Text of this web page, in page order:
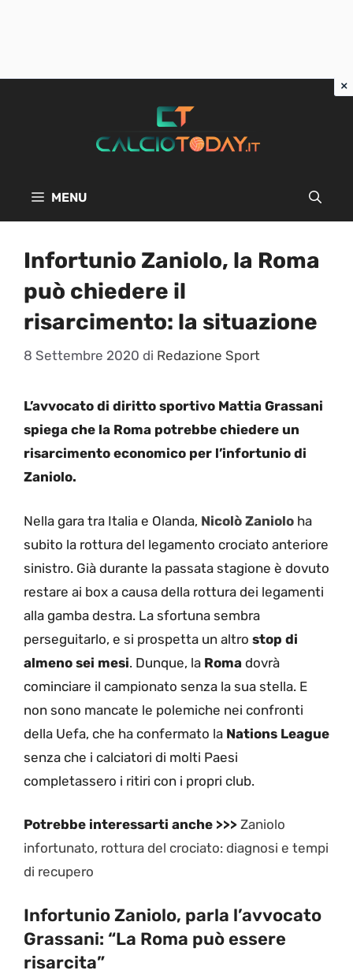
MENU
Infortunio Zaniolo, la Roma
può chiedere il
risarcimento: la situazione
8 Settembre 2020 di Redazione Sport
L’avvocato di diritto sportivo Mattia Grassani
spiega che la Roma potrebbe chiedere un
risarcimento economico per l’infortunio di
Zaniolo.
Nella gara tra Italia e Olanda, Nicolò Zaniolo ha
subito la rottura del legamento crociato anteriore
sinistro. Già durante la passata stagione è dovuto
restare ai box a causa della rottura dei legamenti
alla gamba destra. La sfortuna sembra
perseguitarlo, e si prospetta un altro stop di
almeno sei mesi. Dunque, la Roma dovrà
cominciare il campionato senza la sua stella. E
non sono mancate le polemiche nei confronti
della Uefa, che ha confermato la Nations League
senza che i calciatori di molti Paesi
completassero i ritiri con i propri club.
Potrebbe interessarti anche >>> Zaniolo
infortunato, rottura del crociato: diagnosi e tempi
di recupero
Infortunio Zaniolo, parla l’avvocato
Grassani: “La Roma può essere
risarcita”